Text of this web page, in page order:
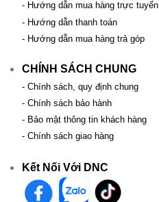
- Hướng dẫn mua hàng trực tuyến
- Hướng dẫn thanh toán
- Hướng dẫn mua hàng trả góp
CHÍNH SÁCH CHUNG
- Chính sách, quy định chung
- Chính sách bảo hành
- Bảo mật thông tin khách hàng
- Chính sách giao hàng
Kết Nối Với DNC